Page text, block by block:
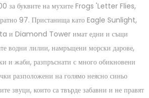
за буквите на мухите Frogs 'Letter Flies,
97. Пристанища като Eagle Sunlight,
и Diamond Tower имат едни и същи
водни лилии, намръщени морски дарове,
и жаби, разпръснати с много обикновени
разположени на голямо неясно синьо
звуци, които са твърде забавни и не правят